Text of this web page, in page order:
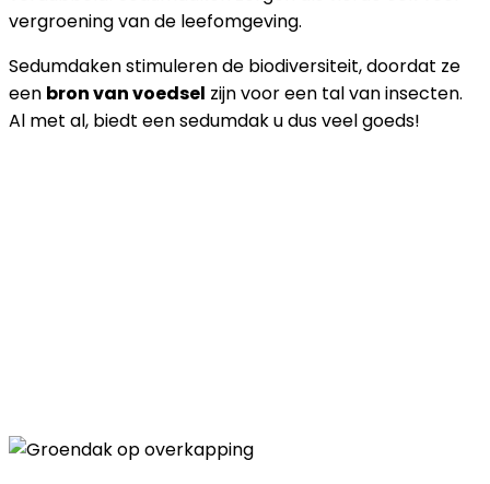
vergroening van de leefomgeving.
Sedumdaken stimuleren de biodiversiteit, doordat ze
een bron van voedsel zijn voor een tal van insecten.
Al met al, biedt een sedumdak u dus veel goeds!